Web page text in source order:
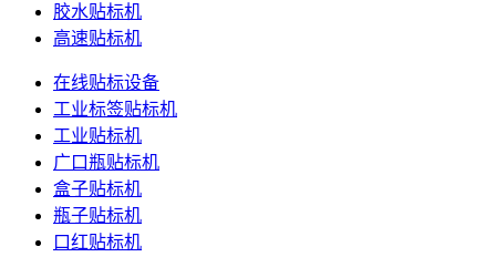
胶水贴标机
高速贴标机
在线贴标设备
工业标签贴标机
工业贴标机
广口瓶贴标机
盒子贴标机
瓶子贴标机
口红贴标机